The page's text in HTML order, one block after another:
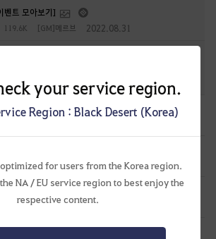
your service region.
Region : Black Desert (Korea)
for users from the Korea region.
NA / EU service region to best enjoy the
respective content.
벤트 모아보기]
119.6K [GM]메르브 2022.08.31
108.1K [GM]메르브 2022.04.07
43 흑귀하양-KR 4 시간 전
형 정보.
흑귀하양-KR 13 시간 전
.